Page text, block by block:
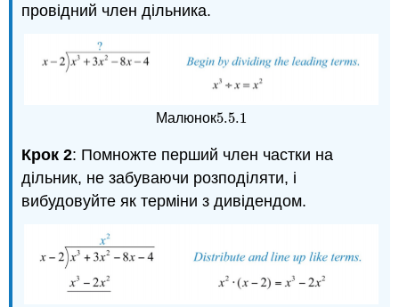
провідний член дільника.
Малюнок5.5.1
5.5.1
Крок 2: Помножте перший член частки на
дільник, не забуваючи розподіляти, і
вибудовуйте як терміни з дивідендом.